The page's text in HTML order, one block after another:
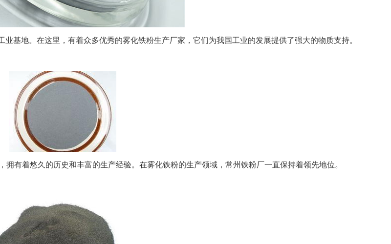
基地。在这里，有着众多优秀的雾化铁粉生产厂家，它们为我国工业的发展提供了强大的物质支持。
有着悠久的历史和丰富的生产经验。在雾化铁粉的生产领域，常州铁粉厂一直保持着领先地位。